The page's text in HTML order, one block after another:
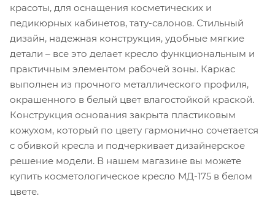
красоты, для оснащения косметических и
педикюрных кабинетов, тату-салонов. Стильный
дизайн, надежная конструкция, удобные мягкие
детали – все это делает кресло функциональным и
практичным элементом рабочей зоны. Каркас
выполнен из прочного металлического профиля,
окрашенного в белый цвет влагостойкой краской.
Конструкция основания закрыта пластиковым
кожухом, который по цвету гармонично сочетается
с обивкой кресла и подчеркивает дизайнерское
решение модели. В нашем магазине вы можете
купить косметологическое кресло МД-175 в белом
цвете.